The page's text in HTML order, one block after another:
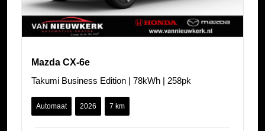
Mazda CX-6e
Takumi Business Edition | 78kWh | 258pk
Automaat 2026 7 km